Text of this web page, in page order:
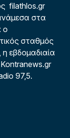
filathlos.gr
στα
ο
σταθμός
η εβδομαδιαία
Kontranews.gr
97,5.